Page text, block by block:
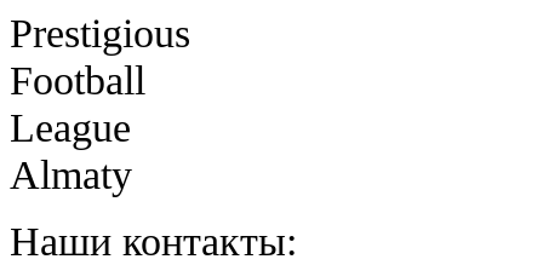
Prestigious
Football
League
Almaty
Наши контакты: